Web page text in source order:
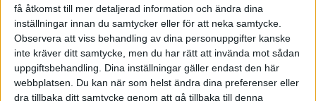
få åtkomst till mer detaljerad information och ändra dina
inställningar innan du samtycker eller för att neka samtycke.
Observera att viss behandling av dina personuppgifter kanske
inte kräver ditt samtycke, men du har rätt att invända mot sådan
uppgiftsbehandling. Dina inställningar gäller endast den här
webbplatsen. Du kan när som helst ändra dina preferenser eller
dra tillbaka ditt samtycke genom att gå tillbaka till denna